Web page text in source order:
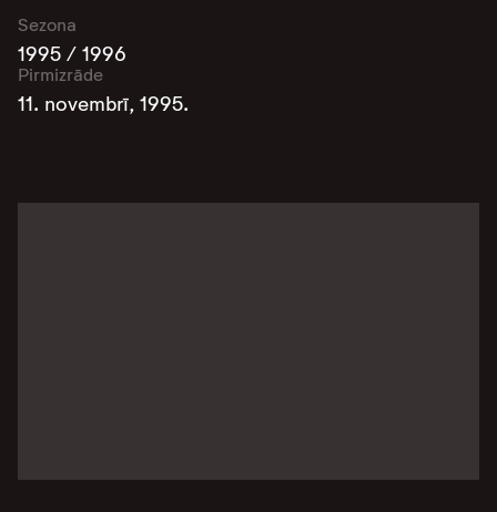
Sezona
1995 / 1996
Pirmizrāde
11. novembrī, 1995.